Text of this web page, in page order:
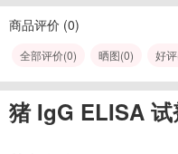
商品评价 (0)
全部评价(0) 晒图(0) 好
猪 IgG ELISA